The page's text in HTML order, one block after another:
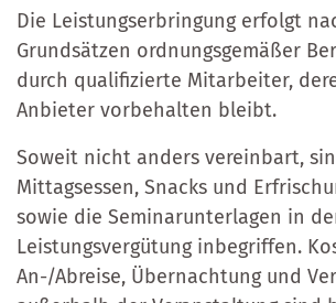
Die Leistungserbringung erfolgt
Grundsätzen ordnungsgemäßer
durch qualifizierte Mitarbeiter,
Anbieter vorbehalten bleibt.
Soweit nicht anders vereinbart,
Mittagsessen, Snacks und
sowie die Seminarunterlagen in
Leistungsvergütung inbegriffen.
An-/Abreise, Übernachtung und